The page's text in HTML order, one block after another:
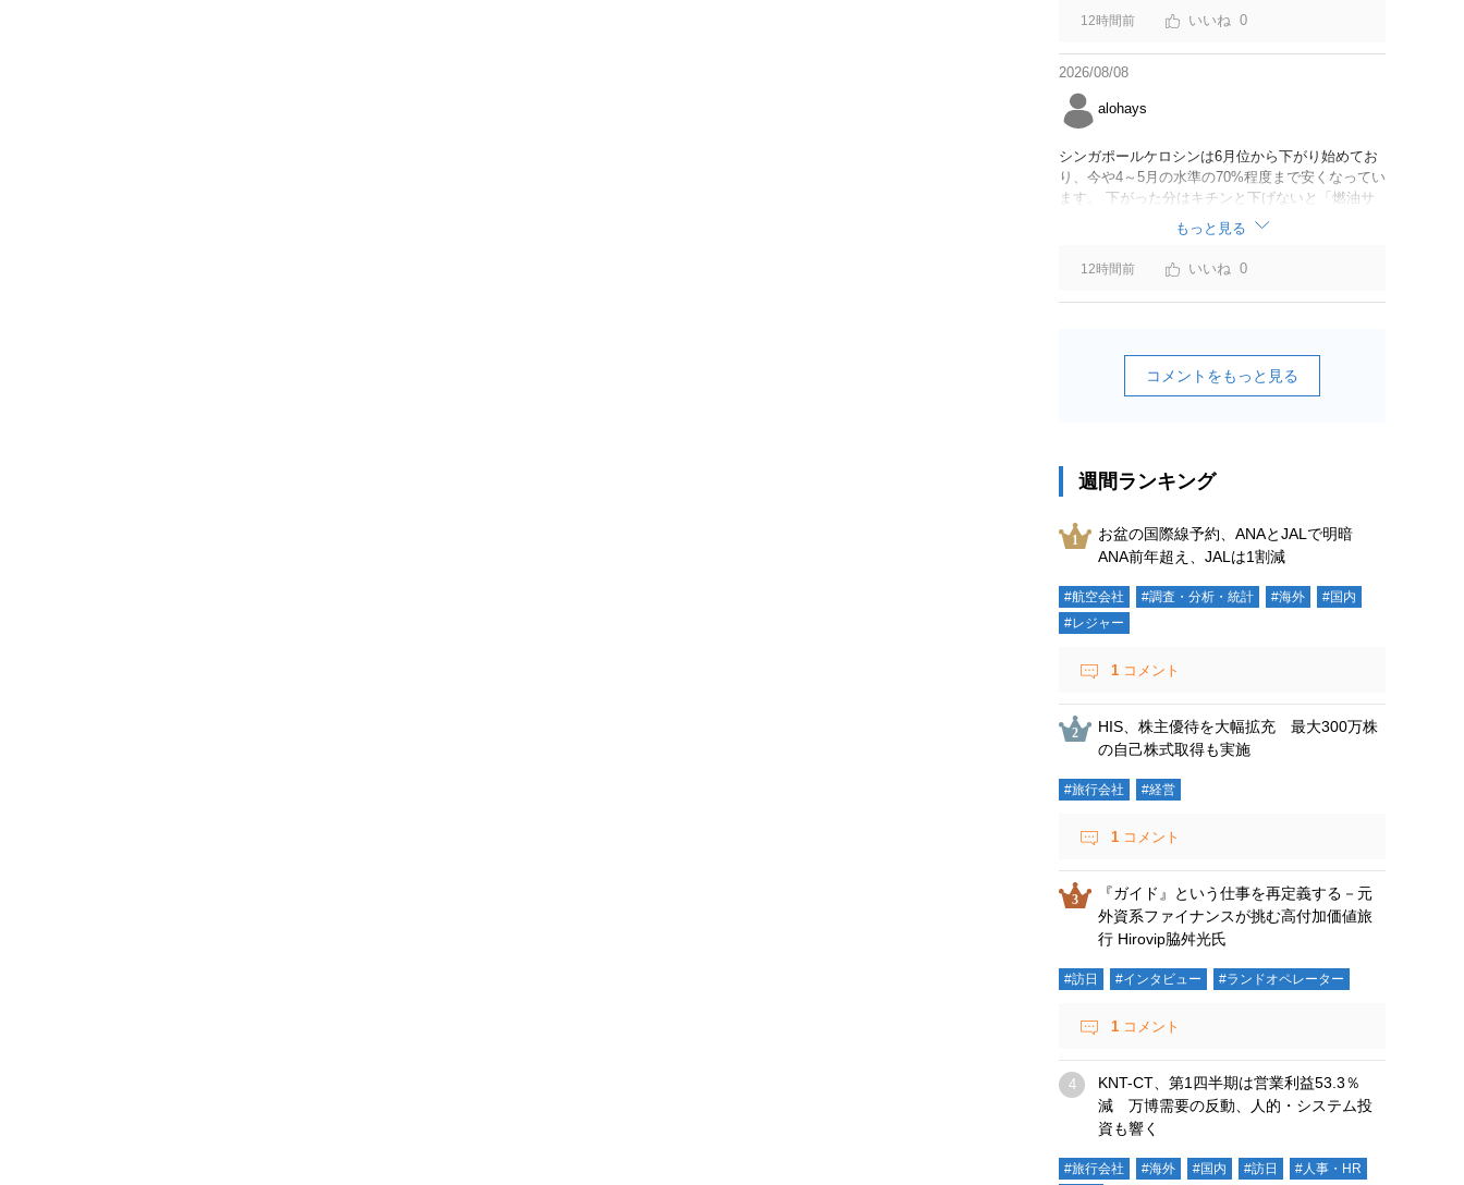
ど、席数を調整するにはリース契約の方が対応しや
すいと思いました。
12時間前 0
2026/08/08
alohays
シンガポールケロシンは6月位から下がり始めてお
り、今や4～5月の水準の70%程度まで安くなってい
ます。 下がった分はキチンと下げないと「燃油サ
ーチャージ＝利益」と判断されますよ。
もっと見る
12時間前 0
コメントをもっと見る
週間ランキング
お盆の国際線予約、ANAとJALで明暗
ANA前年超え、JALは1割減
#航空会社 #調査・分析・統計 #海外
#国内
#レジャー
1 コメント
HIS、株主優待を大幅拡充 最大300万株
の自己株式取得も実施
#旅行会社 #経営
1 コメント
『ガイド』という仕事を再定義する－元
外資系ファイナンスが挑む高付加価値旅
行 Hirovip脇舛光氏
#訪日 #インタビュー #ランドオペレーター
1 コメント
KNT-CT、第1四半期は営業利益53.3％
減 万博需要の反動、人的・システム投
資も響く
#旅行会社 #海外 #国内 #訪日 #人事・HR